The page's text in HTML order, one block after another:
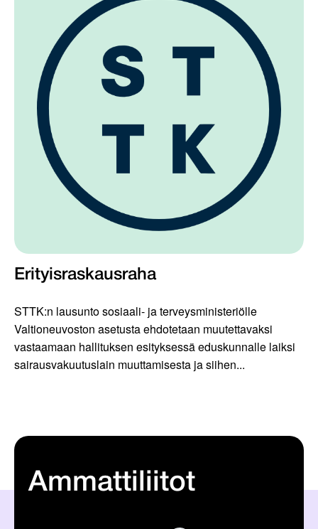
Erityisraskausraha
STTK:n lausunto sosiaali- ja terveysministeriölle
Valtioneuvoston asetusta ehdotetaan muutettavaksi
vastaamaan hallituksen esityksessä eduskunnalle laiksi
sairausvakuutuslain muuttamisesta ja siihen...
Ammattiliitot